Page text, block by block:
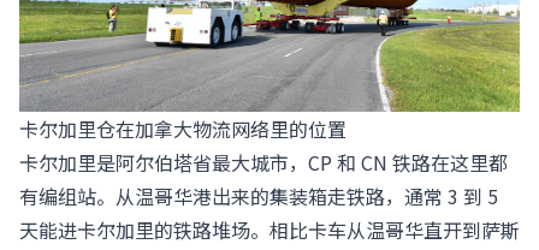
卡尔加里仓在加拿大物流网络里的位置
卡尔加里是阿尔伯塔省最大城市，CP 和 CN 铁路在这里都
有编组站。从温哥华港出来的集装箱走铁路，通常 3 到 5
天能进卡尔加里的铁路堆场。相比卡车从温哥华直开到萨斯